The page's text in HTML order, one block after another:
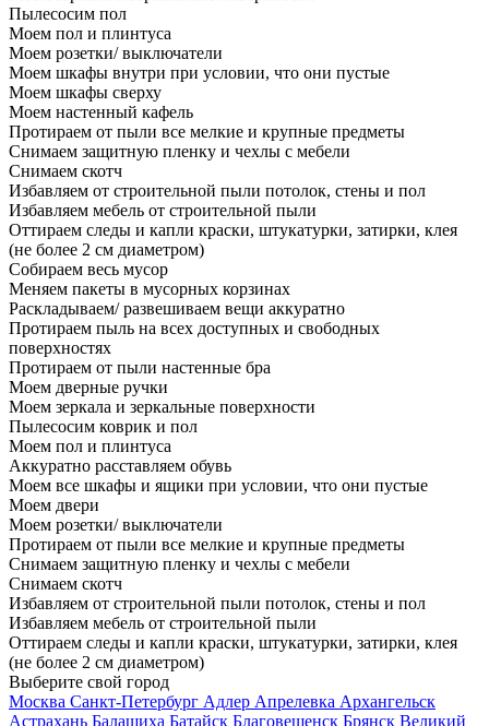
Пылесосим пол
Моем пол и плинтуса
Моем розетки/ выключатели
Моем шкафы внутри при условии, что они пустые
Моем шкафы сверху
Моем настенный кафель
Протираем от пыли все мелкие и крупные предметы
Снимаем защитную пленку и чехлы с мебели
Снимаем скотч
Избавляем от строительной пыли потолок, стены и пол
Избавляем мебель от строительной пыли
Оттираем следы и капли краски, штукатурки, затирки, клея
(не более 2 см диаметром)
Собираем весь мусор
Меняем пакеты в мусорных корзинах
Раскладываем/ развешиваем вещи аккуратно
Протираем пыль на всех доступных и свободных
поверхностях
Протираем от пыли настенные бра
Моем дверные ручки
Моем зеркала и зеркальные поверхности
Пылесосим коврик и пол
Моем пол и плинтуса
Аккуратно расставляем обувь
Моем все шкафы и ящики при условии, что они пустые
Моем двери
Моем розетки/ выключатели
Протираем от пыли все мелкие и крупные предметы
Снимаем защитную пленку и чехлы с мебели
Снимаем скотч
Избавляем от строительной пыли потолок, стены и пол
Избавляем мебель от строительной пыли
Оттираем следы и капли краски, штукатурки, затирки, клея
(не более 2 см диаметром)
Выберите свой город
Москва Санкт-Петербург Адлер Апрелевка Архангельск
Астрахань Балашиха Батайск Благовещенск Брянск Великий